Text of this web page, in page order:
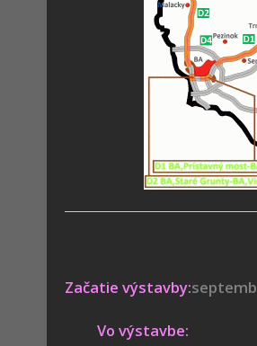
Začatie výstavby:
Vo výstavbe: